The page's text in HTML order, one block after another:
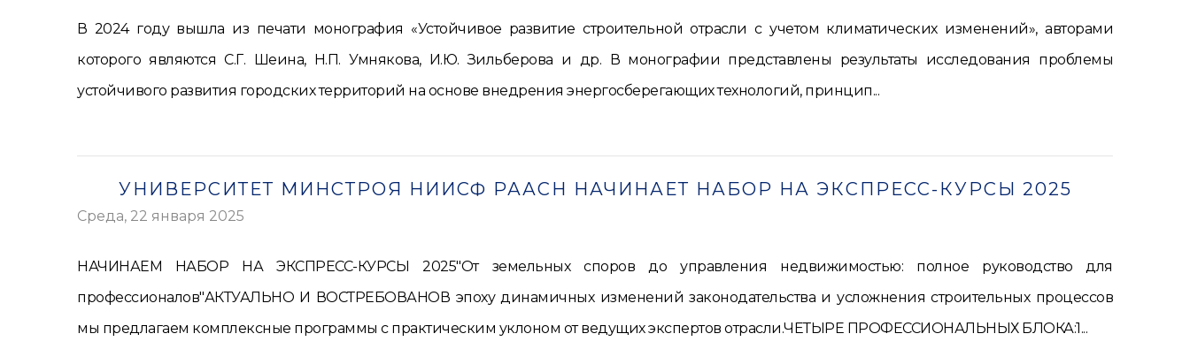
В 2024 году вышла из печати монография «Устойчивое развитие строительной отрасли с учетом климатических изменений», авторами
которого являются С.Г. Шеина, Н.П. Умнякова, И.Ю. Зильберова и др. В монографии представлены результаты исследования проблемы
устойчивого развития городских территорий на основе внедрения энергосберегающих технологий, принцип...
УНИВЕРСИТЕТ МИНСТРОЯ НИИСФ РААСН НАЧИНАЕТ НАБОР НА ЭКСПРЕСС-КУРСЫ 2025
Среда, 22 января 2025
НАЧИНАЕМ НАБОР НА ЭКСПРЕСС-КУРСЫ 2025"От земельных споров до управления недвижимостью: полное руководство для
профессионалов"АКТУАЛЬНО И ВОСТРЕБОВАНОВ эпоху динамичных изменений законодательства и усложнения строительных процессов
мы предлагаем комплексные программы с практическим уклоном от ведущих экспертов отрасли.ЧЕТЫРЕ ПРОФЕССИОНАЛЬНЫХ БЛОКА:1...